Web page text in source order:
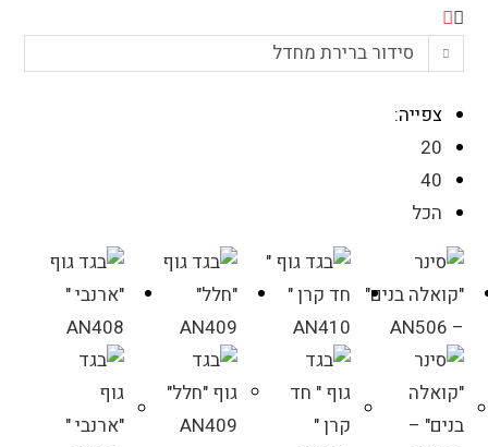
סידור ברירת מחדל
צפייה:
20
40
הכל